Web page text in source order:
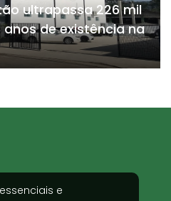
ultrapassa 226 mil
de existência na
e